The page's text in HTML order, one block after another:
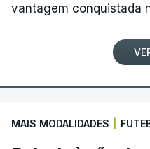
vantagem conquistada
MAIS MODALIDADES